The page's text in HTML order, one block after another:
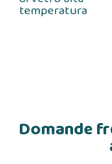
temperatura
Domande